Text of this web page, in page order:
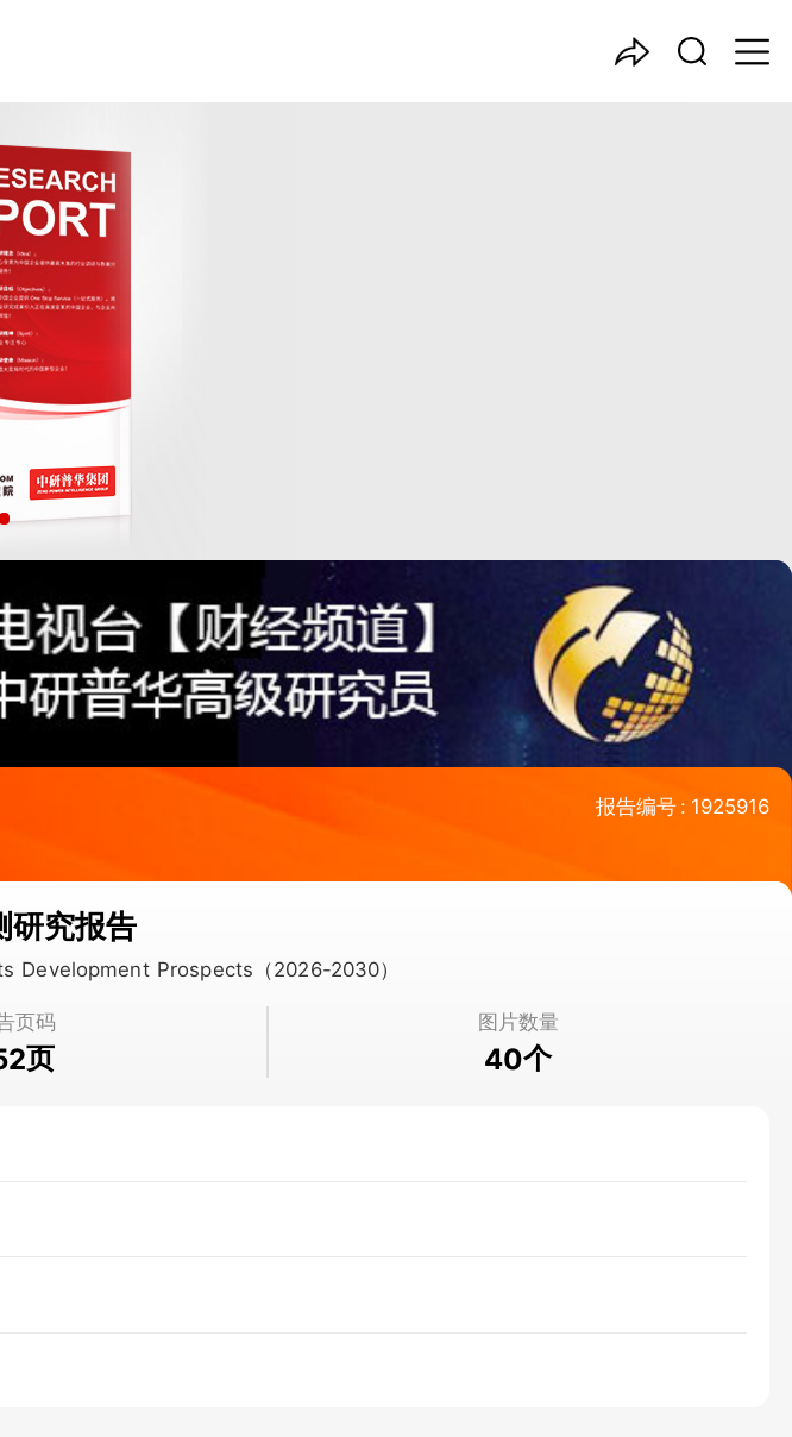
报告编号 : 1925916
究报告
Development Prospects（2026-2030）
页码
页
图片数量
40个
中国产业咨询领导者
展前景预测研究报告
行业分析专家领衔撰写，主要分析了压力容器行业的市场规模、发展现状与投资前
帮助客户评估压力容器行业投资价值。